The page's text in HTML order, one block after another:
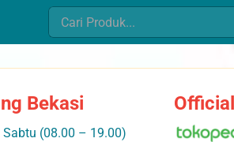
Search
for:
Bekasi
(08.00 – 19.00)